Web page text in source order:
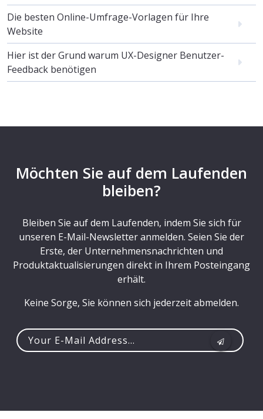
Die besten Online-Umfrage-Vorlagen für Ihre
Website
Hier ist der Grund warum UX-Designer Benutzer-
Feedback benötigen
Möchten Sie auf dem Laufenden
bleiben?
Bleiben Sie auf dem Laufenden, indem Sie sich für
unseren E-Mail-Newsletter anmelden. Seien Sie der
Erste, der Unternehmensnachrichten und
Produktaktualisierungen direkt in Ihrem Posteingang
erhält.
Keine Sorge, Sie können sich jederzeit abmelden.